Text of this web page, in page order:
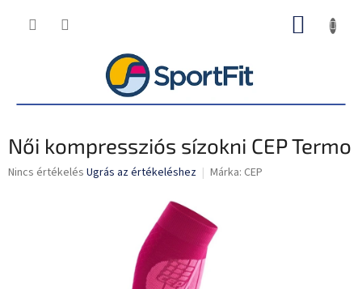
KOSÁR
Női kompressziós sízokni CEP Termo
A
Nincs értékelés Ugrás az értékeléshez Márka: CEP